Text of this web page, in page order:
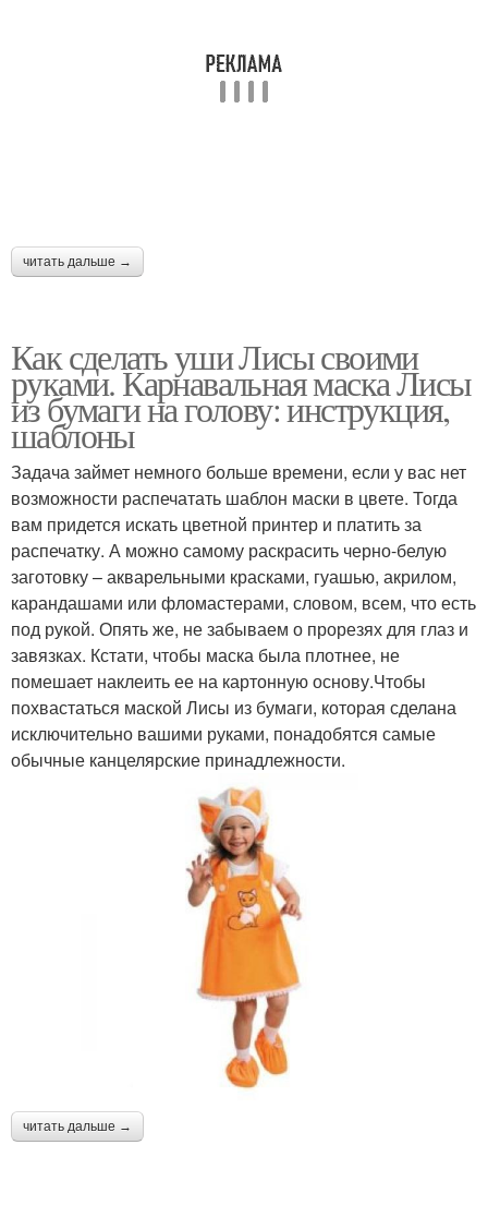
читать дальше →
Как сделать уши Лисы своими
руками. Карнавальная маска Лисы
из бумаги на голову: инструкция,
шаблоны
Задача займет немного больше времени, если у вас нет
возможности распечатать шаблон маски в цвете. Тогда
вам придется искать цветной принтер и платить за
распечатку. А можно самому раскрасить черно-белую
заготовку – акварельными красками, гуашью, акрилом,
карандашами или фломастерами, словом, всем, что есть
под рукой. Опять же, не забываем о прорезях для глаз и
завязках. Кстати, чтобы маска была плотнее, не
помешает наклеить ее на картонную основу.Чтобы
похвастаться маской Лисы из бумаги, которая сделана
исключительно вашими руками, понадобятся самые
обычные канцелярские принадлежности.
читать дальше →